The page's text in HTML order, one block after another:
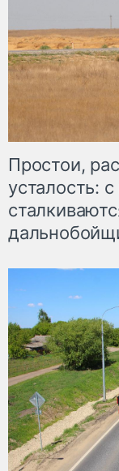
Простои,
усталость: